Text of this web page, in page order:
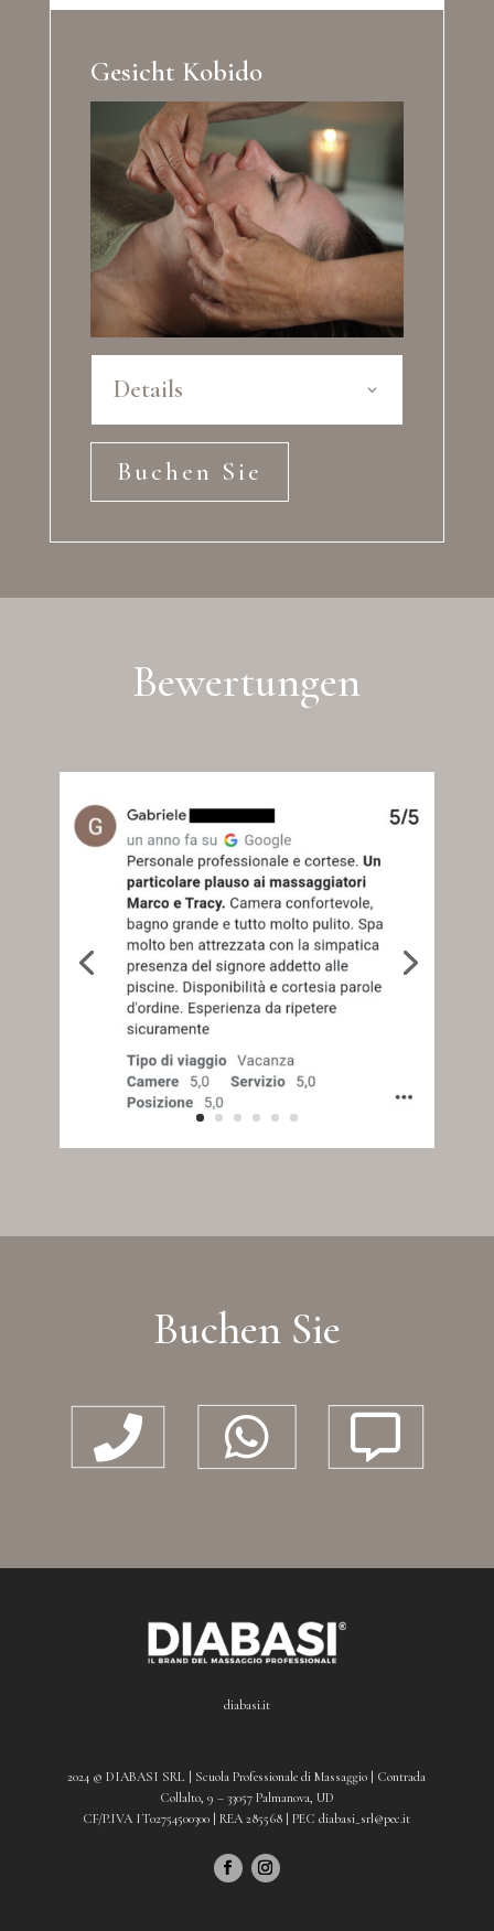
Gesicht Kobido
Details
Buchen Sie
Bewertungen
Buchen Sie
  
diabasi.it
2024 © DIABASI SRL | Scuola Professionale di Massaggio | Contrada
Collalto, 9 – 33057 Palmanova, UD
CF/P.IVA IT02754500300 | REA 285568 | PEC diabasi_srl@pec.it